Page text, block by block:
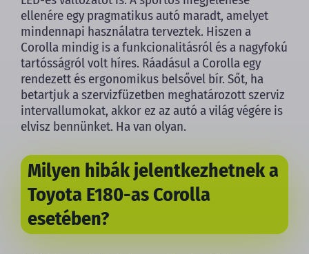
ellenére egy pragmatikus autó maradt, amelyet
mindennapi használatra terveztek. Hiszen a
Corolla mindig is a funkcionalitásról és a nagyfokú
tartósságról volt híres. Ráadásul a Corolla egy
rendezett és ergonomikus belsővel bír. Sőt, ha
betartjuk a szervizfüzetben meghatározott szerviz
intervallumokat, akkor ez az autó a világ végére is
elvisz bennünket. Ha van olyan.
Milyen hibák jelentkezhetnek a
Toyota E180-as Corolla
esetében?